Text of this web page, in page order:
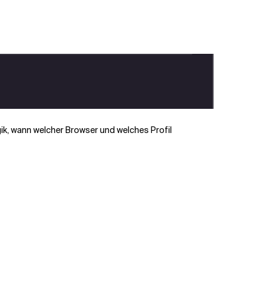
wann welcher Browser und welches Profil